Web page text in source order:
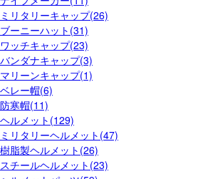
ミリタリーキャップ(26)
ブーニーハット(31)
ワッチキャップ(23)
バンダナキャップ(3)
マリーンキャップ(1)
ベレー帽(6)
防寒帽(11)
ヘルメット(129)
ミリタリーヘルメット(47)
樹脂製ヘルメット(26)
スチールヘルメット(23)